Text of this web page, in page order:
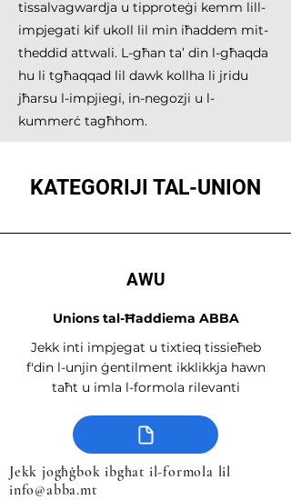
tissalvagwardja u tipproteġi kemm lill-
impjegati kif ukoll lil min iħaddem mit-
theddid attwali. L-għan ta’ din l-għaqda
hu li tgħaqqad lil dawk kollha li jridu
jħarsu l-impjiegi, in-negozji u l-
kummerċ tagħhom.
KATEGORIJI TAL-UNION
AWU
Unions tal-Ħaddiema ABBA
Jekk inti impjegat u tixtieq tissieħeb
f'din l-unjin ġentilment ikklikkja hawn
taħt u imla l-formola rilevanti
Jekk jogħġbok ibgħat il-formola lil
info@abba.mt